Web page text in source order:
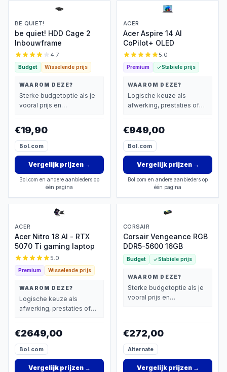
BE QUIET!
be quiet! HDD Cage 2
Inbouwframe
4.7
Budget Wisselende prijs
WAAROM DEZE?
Sterke budgetoptie als je
vooral prijs en
€19,90
Bol.com
Vergelijk prijzen→
Bol.com en andere aanbieders op
één pagina
ACER
Acer Aspire 14 AI
CoPilot+ OLED
5.0
Premium Stabiele prijs
WAAROM DEZE?
Logische keuze als
afwerking, prestaties of
€949,00
Bol.com
Vergelijk prijzen→
Bol.com en andere aanbieders op
één pagina
ACER
Acer Nitro 18 AI - RTX
5070 Ti gaming laptop
5.0
Premium Wisselende prijs
WAAROM DEZE?
Logische keuze als
afwerking, prestaties of
€2649,00
Bol.com
Vergelijk prijzen→
CORSAIR
Corsair Vengeance RGB
DDR5-5600 16GB
Budget Stabiele prijs
WAAROM DEZE?
Sterke budgetoptie als je
vooral prijs en
€272,00
Alternate
Vergelijk prijzen→